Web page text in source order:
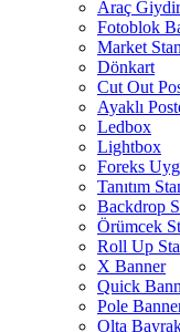
Araç
Fotoblok
Market
Dönkart
Cut Out
Ayaklı
Ledbox
Lightbox
Foreks
Tanıtım
Backdrop
Örümcek
Roll Up
X Banner
Quick
Pole
Olta